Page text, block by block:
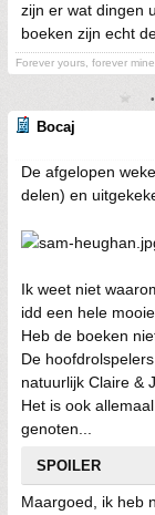
zijn er wat dingen
boeken zijn echt
Forever yours, forever
Bocaj
De afgelopen
delen) en
Ik weet niet
idd een hele
Heb de boeken
De
natuurlijk Claire &
Het is ook
genoten...
SPOILER
Maargoed, ik heb